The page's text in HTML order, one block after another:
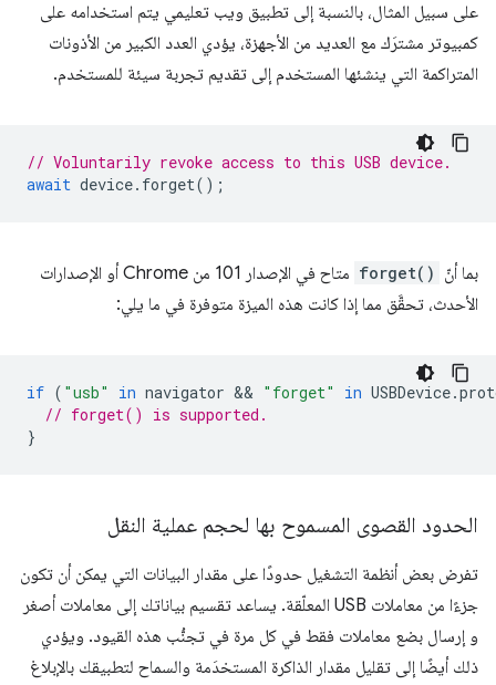
على سبيل المثال، بالنسبة إلى تطبيق ويب تعليمي يتم استخدامه على
كمبيوتر مشترَك مع العديد من الأجهزة، يؤدي العدد الكبير من الأذونات
المتراكمة التي ينشئها المستخدم إلى تقديم تجربة سيئة للمستخدم.
// Voluntarily revoke access to this USB device.
await device. forget();
بما أنّ forget()
متاح في الإصدار 101 من Chrome أو الإصدارات
الأحدث، تحقَّق مما إذا كانت هذه الميزة متوفرة في ما يلي:
if ( "usb" in navigator && "forget" in USBDevice.
// forget() is supported.
}
الحدود القصوى المسموح بها لحجم عملية النقل
تفرض بعض أنظمة التشغيل حدودًا على مقدار البيانات التي يمكن أن تكون
جزءًا من معاملات USB المعلّقة. يساعد تقسيم بياناتك إلى معاملات أصغر
و إرسال بضع معاملات فقط في كل مرة في تجنُّب هذه القيود. ويؤدي
ذلك أيضًا إلى تقليل مقدار الذاكرة المستخدَمة والسماح لتطبيقك بالإبلاغ